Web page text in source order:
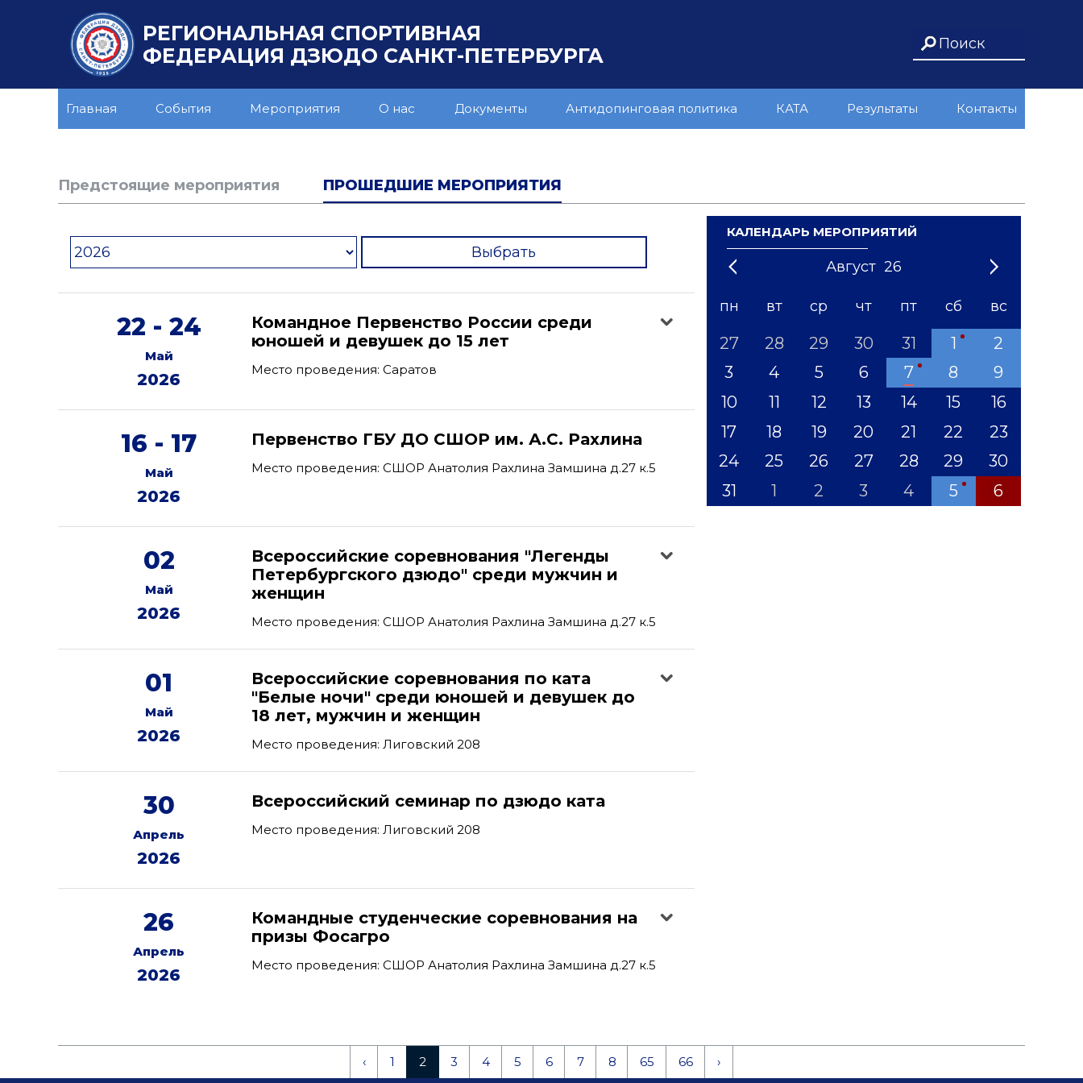
РЕГИОНАЛЬНАЯ СПОРТИВНАЯ
ФЕДЕРАЦИЯ ДЗЮДО САНКТ-ПЕТЕРБУРГА
Главная События Мероприятия О нас Документы Антидопинговая политика КАТА Результаты Контакты
Предстоящие мероприятия ПРОШЕДШИЕ МЕРОПРИЯТИЯ
Выбрать
22 - 24
Май
2026
Командное Первенство России среди
юношей и девушек до 15 лет
Место проведения: Саратов
16 - 17
Май
2026
Первенство ГБУ ДО СШОР им. А.С. Рахлина
Место проведения: СШОР Анатолия Рахлина Замшина д.27 к.5
02
Май
2026
Всероссийские соревнования "Легенды
Петербургского дзюдо" среди мужчин и
женщин
Место проведения: СШОР Анатолия Рахлина Замшина д.27 к.5
01
Май
2026
Всероссийские соревнования по ката
"Белые ночи" среди юношей и девушек до
18 лет, мужчин и женщин
Место проведения: Лиговский 208
30
Апрель
2026
Всероссийский семинар по дзюдо ката
Место проведения: Лиговский 208
26
Апрель
2026
Командные студенческие соревнования на
призы Фосагро
Место проведения: СШОР Анатолия Рахлина Замшина д.27 к.5
КАЛЕНДАРЬ МЕРОПРИЯТИЙ
Август 26
1 3 5 8 10 12
'21 '23 '24 '25 '26 '27 '28 '29 '31
пн вт ср чт пт сб вс
27 28 29 30 31 1
2
3
4 5 6 7 8
9
10
11 12 13 14 15
16
17
18 19 20 21 22
23
24
25 26 27 28 29
30
31
1 2 3 4 5 6
‹ 1 2 3 4 5 6 7 8 65 66 ›